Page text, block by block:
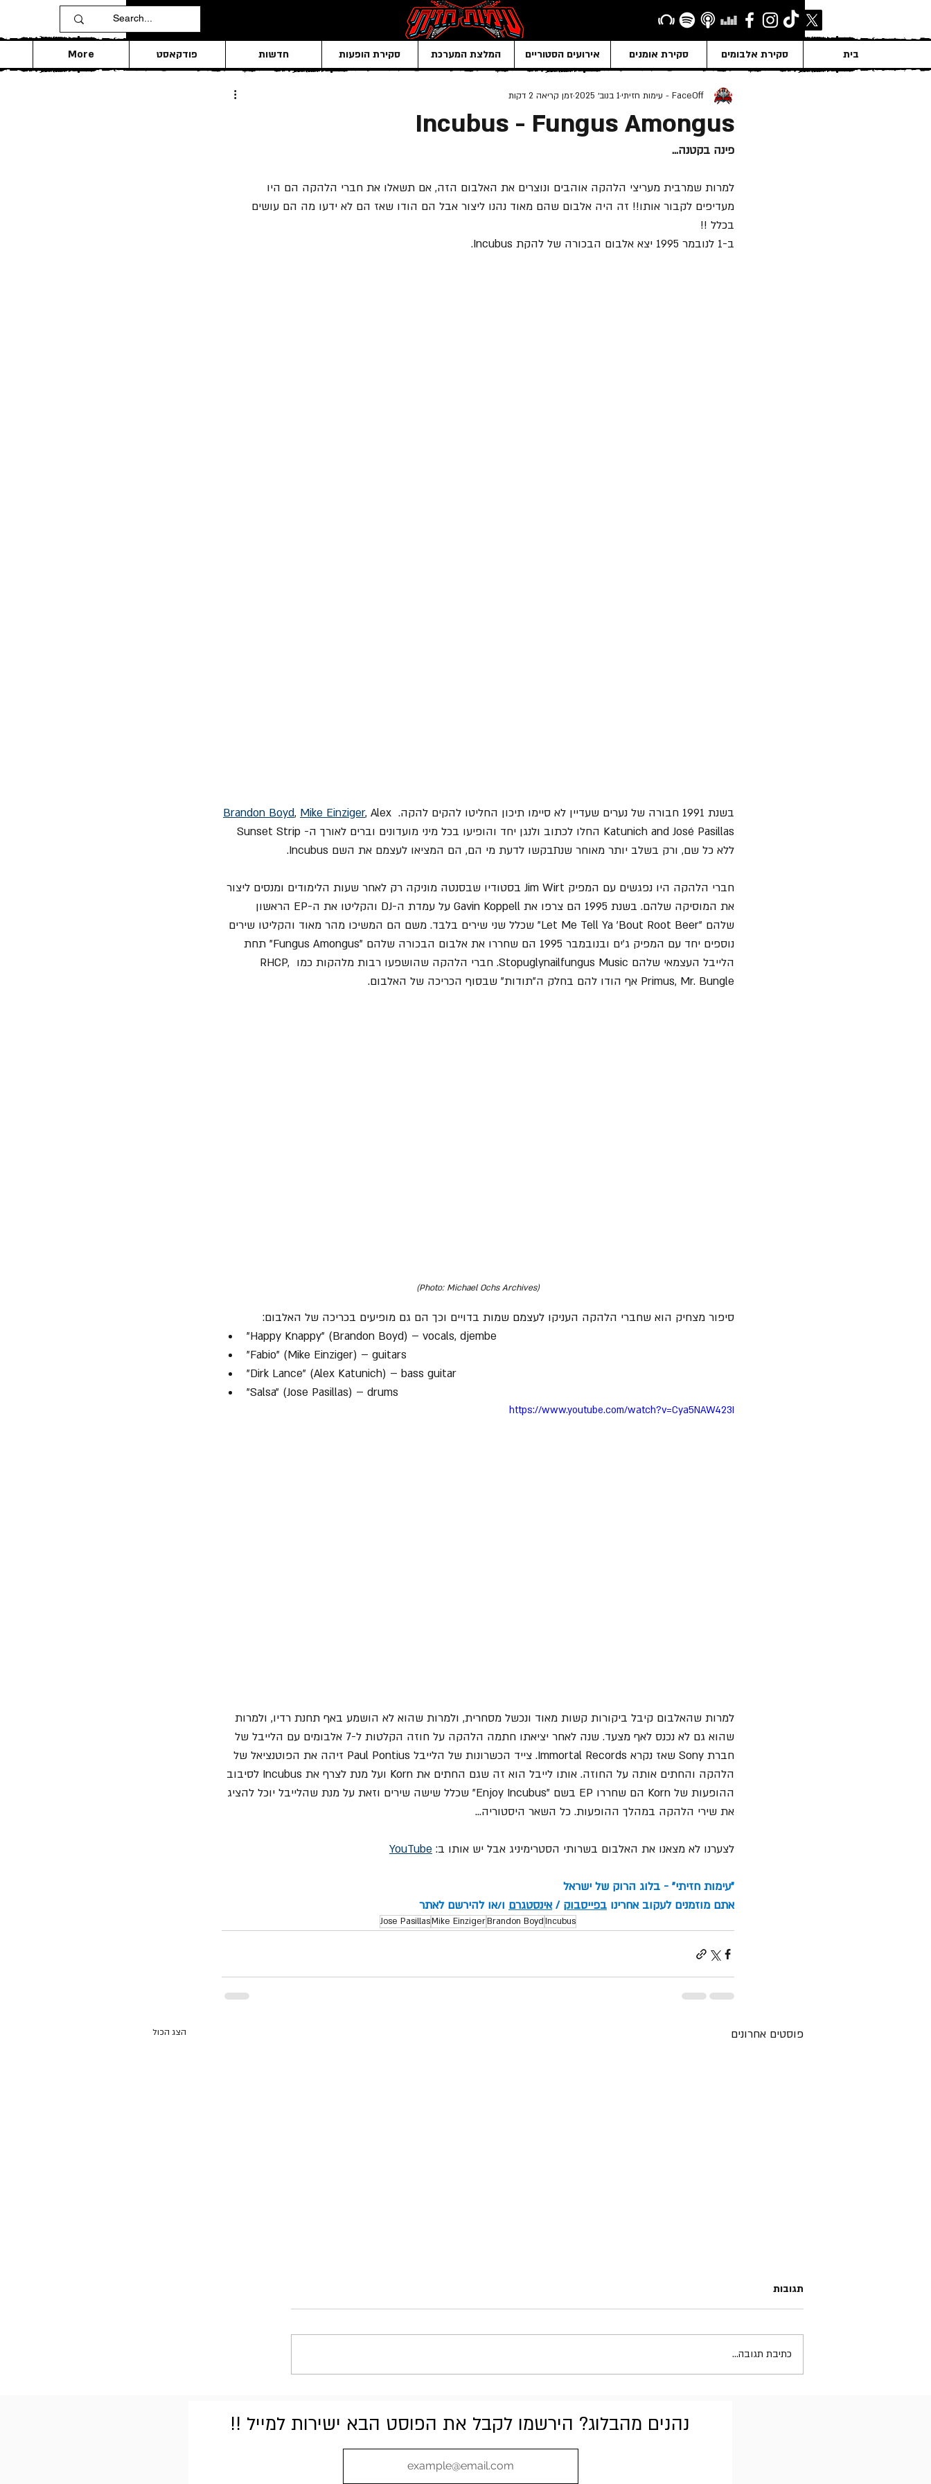
בית סקירת אלבומים סקירת אומנים אירועים הסטוריים המלצת המערכת סקירת הופעות חדשות פודקאסט More
Incubus - Fungus Amongus
FaceOff - עימות חזיתי 1 בנוב׳ 2025 זמן קריאה 2 דקות
פינה בקטנה...
למרות שמרבית מעריצי הלהקה אוהבים ונוצרים את האלבום הזה, אם תשאלו את חברי הלהקה הם היו
מעדיפים לקבור אותו!! זה היה אלבום שהם מאוד נהנו ליצור אבל הם הודו שאז הם לא ידעו מה הם עושים
בכלל !!
ב-1 לנובמר 1995 יצא אלבום הבכורה של להקת Incubus.
בשנת 1991 חבורה של נערים שעדיין לא סיימו תיכון החליטו להקים להקה. Brandon Boyd, Mike Einziger, Alex
ללא כל שם, ורק בשלב יותר מאוחר שנתבקשו לדעת מי הם, הם המציאו לעצמם את השם Incubus.
חברי הלהקה היו נפגשים עם המפיק Jim Wirt בסטודיו שבסנטה מוניקה רק לאחר שעות הלימודים ומנסים ליצור
את המוסיקה שלהם. בשנת 1995 הם צרפו את Gavin Koppell על עמדת ה-DJ והקליטו את ה-EP הראשון
שלהם "Let Me Tell Ya 'Bout Root Beer" שכלל שני שירים בלבד. משם הם המשיכו מהר מאוד והקליטו שירים
נוספים יחד עם המפיק ג'ים ובנובמבר 1995 הם שחררו את אלבום הבכורה שלהם "Fungus Amongus" תחת
הלייבל העצמאי שלהם Stopuglynailfungus Music. חברי הלהקה שהושפעו רבות מלהקות כמו RHCP,
Primus, Mr. Bungle אף הודו להם בחלק ה"תודות" שבסוף הכריכה של האלבום.
(Photo: Michael Ochs Archives)
סיפור מצחיק הוא שחברי הלהקה העניקו לעצמם שמות בדויים וכך הם גם מופיעים בכריכה של האלבום:
"Happy Knappy" (Brandon Boyd) – vocals, djembe
"Fabio" (Mike Einziger) – guitars
"Dirk Lance" (Alex Katunich) – bass guitar
"Salsa" (Jose Pasillas) – drums
https://www.youtube.com/watch?v=Cya5NAW423I
למרות שהאלבום קיבל ביקורות קשות מאוד ונכשל מסחרית, ולמרות שהוא לא הושמע באף תחנת רדיו, ולמרות
שהוא גם לא נכנס לאף מצעד. שנה לאחר יציאתו חתמה הלהקה על חוזה הקלטות ל-7 אלבומים עם הלייבל של
חברת Sony שאז נקרא Immortal Records. צייד הכשרונות של הלייבל Paul Pontius זיהה את הפוטנציאל של
הלהקה והחתים אותה על החוזה. אותו לייבל הוא זה שגם החתים את Korn ועל מנת לצרף את Incubus לסיבוב
ההופעות של Korn הם שחררו EP בשם "Enjoy Incubus" שכלל שישה שירים וזאת על מנת שהלייבל יוכל להציג
את שירי הלהקה במהלך ההופעות. כל השאר היסטוריה...
לצערנו לא מצאנו את האלבום בשרותי הסטרימיניג אבל יש אותו ב: YouTube
"עימות חזיתי" - בלוג הרוק של ישראל
אתם מוזמנים לעקוב אחרינו בפייסבוק / אינסטגרם ו/או להירשם לאתר
Incubus
Brandon Boyd
Mike Einziger
Jose Pasillas
פוסטים אחרונים הצג הכול
Incubus - Morning View
תגובות
כתיבת תגובה...
נהנים מהבלוג? הירשמו לקבל את הפוסט הבא ישירות למייל !!